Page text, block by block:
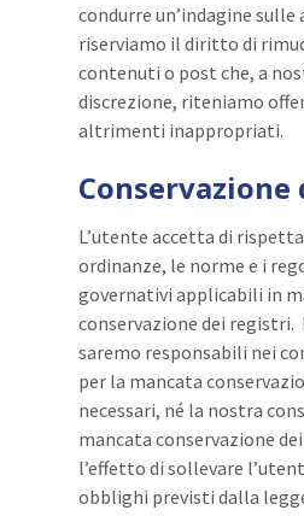
condurre un’indagine sulle
riserviamo il diritto di
contenuti o post che, a
discrezione, riteniamo
altrimenti inappropriati.
L’utente accetta di
ordinanze, le norme e i
governativi applicabili in
conservazione dei registri.
saremo responsabili nei
per la mancata
necessari, né la nostra
mancata conservazione
l’effetto di sollevare
obblighi previsti dalla